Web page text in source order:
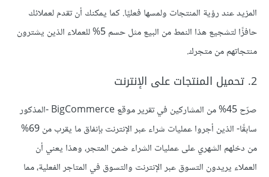
المزيد عند رؤية المنتجات ولمسها فعليًا. كما يمكنك أن تقدم لعملائك
حافزًا لتشجيع هذا النمط من البيع مثل حسم 5% للعملاء الذين يشترون
منتجاتهم من متجرك.
2. تحميل المنتجات على الإنترنت
صرّح 45% من المشاركين في تقرير موقع BigCommerce -المذكور
سابقًا- الذين أجروا عمليات شراء عبر الإنترنت بإنفاق ما يقرب من 69%
من دخلهم الشهري على عمليات الشراء ضمن المتجر، وهذا يعني أن
العملاء يريدون التسوق عبر الإنترنت والتسوق في المتاجر الفعلية، مما